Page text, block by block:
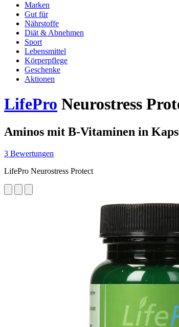
Marken
Gut für
Nährstoffe
Diät & Abnehmen
Sport
Lebensmittel
Körperpflege
Geschenke
Aktionen
LifePro Neurostress
Aminos mit B-Vitaminen in
3 Bewertungen
LifePro Neurostress Protect